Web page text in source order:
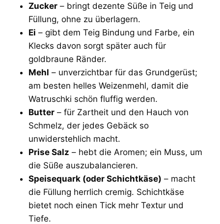
Zucker – bringt dezente Süße in Teig und
Füllung, ohne zu überlagern.
Ei – gibt dem Teig Bindung und Farbe, ein
Klecks davon sorgt später auch für
goldbraune Ränder.
Mehl – unverzichtbar für das Grundgerüst;
am besten helles Weizenmehl, damit die
Watruschki schön fluffig werden.
Butter – für Zartheit und den Hauch von
Schmelz, der jedes Gebäck so
unwiderstehlich macht.
Prise Salz – hebt die Aromen; ein Muss, um
die Süße auszubalancieren.
Speisequark (oder Schichtkäse) – macht
die Füllung herrlich cremig. Schichtkäse
bietet noch einen Tick mehr Textur und
Tiefe.